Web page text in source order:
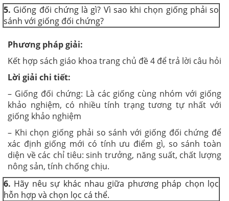
5. Giống đối chứng là gì? Vì sao khi chọn giống phải so
sánh với giống đối chứng?
Phương pháp giải:
Kết hợp sách giáo khoa trang chủ đề 4 để trả lời câu hỏi
Lời giải chi tiết:
– Giống đối chứng: Là các giống cùng nhóm với giống
khảo nghiệm, có nhiều tính trạng tương tự nhất với
giống khảo nghiệm
– Khi chọn giống phải so sánh với giống đối chứng để
xác định giống mới có tính ưu điểm gì, so sánh toàn
diện về các chỉ tiêu: sinh trưởng, năng suất, chất lượng
nông sản, tính chống chịu.
6. Hãy nêu sự khác nhau giữa phương pháp chọn lọc
hỗn hợp và chọn lọc cá thể.